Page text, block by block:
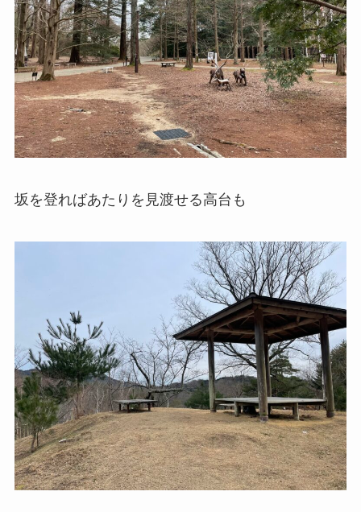
坂を登ればあたりを見渡せる高台も